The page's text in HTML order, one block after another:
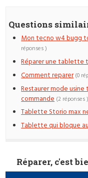
Questions
Mon tecno w4 bugg
réponses )
Réparer une tablette
Comment reparer (0
Restaurer mode
commande (2 réponses )
Tablette Storio max
Tablette qui bloque
Réparer, c'est